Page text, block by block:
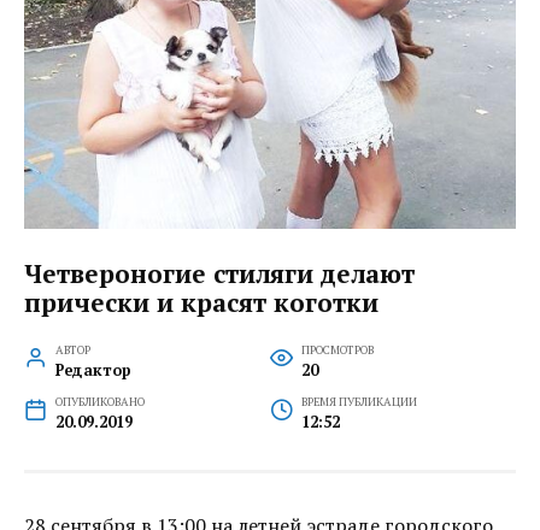
Четвероногие стиляги делают
прически и красят коготки
АВТОР
Редактор
ПРОСМОТРОВ
20
ОПУБЛИКОВАНО
20.09.2019
ВРЕМЯ ПУБЛИКАЦИИ
12:52